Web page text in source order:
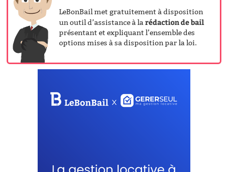
LeBonBail met gratuitement à disposition
un outil d’assistance à larédaction de bail
présentant et expliquant l’ensemble des
options mises à sa disposition par la loi.